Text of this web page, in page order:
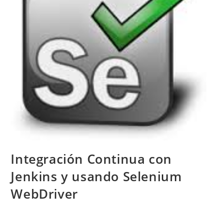
Integración Continua con
Jenkins y usando Selenium
WebDriver